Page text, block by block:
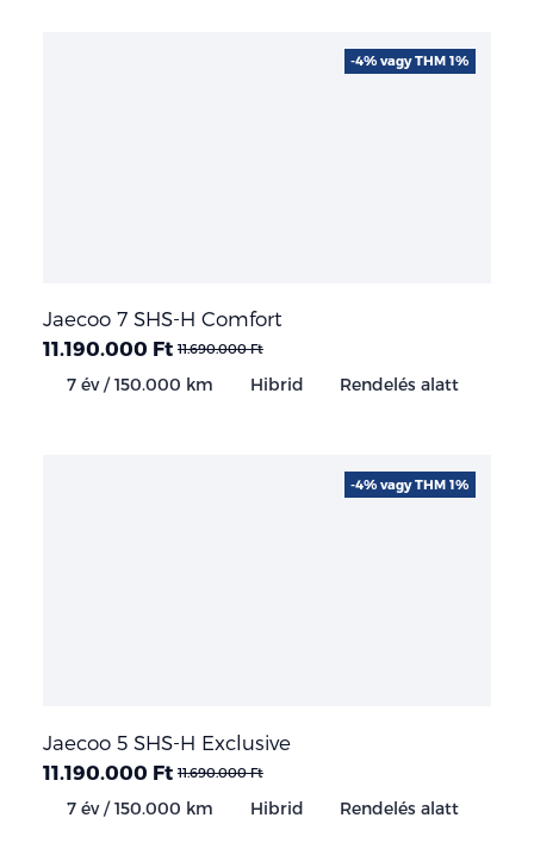
Jaecoo 7 SHS-H Comfort
11.190.000 Ft 11.690.000 Ft
7 év / 150.000 km Hibrid Rendelés alatt
-4% vagy THM 1%
Jaecoo 5 SHS-H Exclusive
11.190.000 Ft 11.690.000 Ft
7 év / 150.000 km Hibrid Rendelés alatt
-4% vagy THM 1%